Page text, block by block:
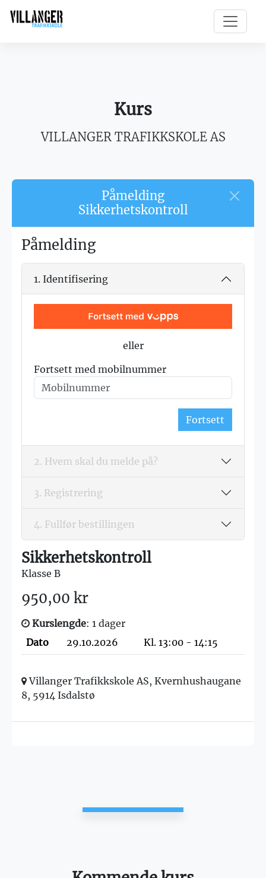
Kurs
VILLANGER TRAFIKKSKOLE AS
Påmelding
Sikkerhetskontroll
Påmelding
1. Identifisering
eller
Fortsett med mobilnummer
Fortsett
2. Hvem skal du melde på?
3. Registrering
4. Fullfør bestillingen
Sikkerhetskontroll
Klasse B
950,00 kr
Kurslengde: 1 dager
Dato
29.10.2026 Kl. 13:00 - 14:15
Villanger Trafikkskole AS, Kvernhushaugane
8, 5914 Isdalstø